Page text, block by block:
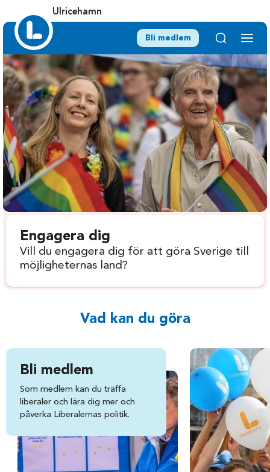
Ulricehamn
Bli medlem
Engagera dig
Vill du engagera dig för att göra Sverige till
möjligheternas land?
Vad kan du göra
Bli medlem
Som medlem kan du träffa
liberaler och lära dig mer och
påverka Liberalernas politik.